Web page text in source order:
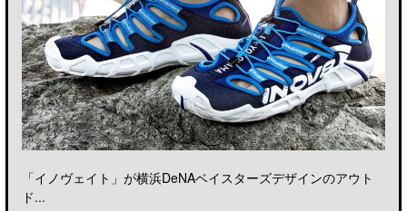
「イノヴェイト」が横浜DeNAベイスターズデザインのアウト
ド...